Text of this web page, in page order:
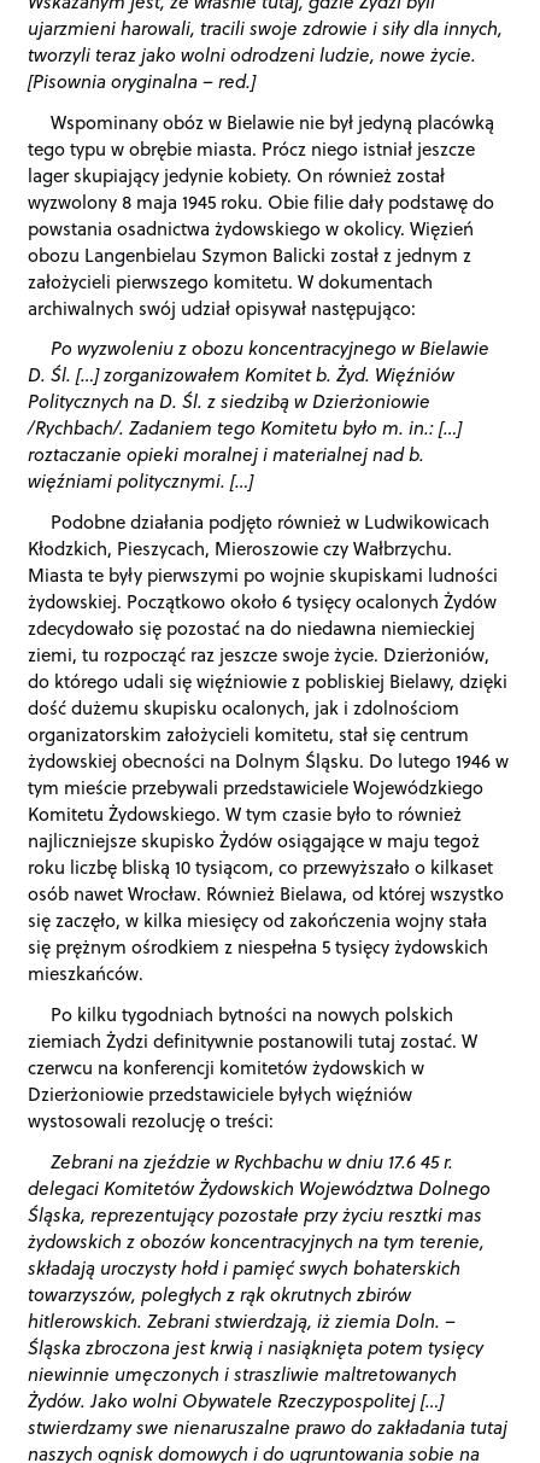
ujarzmieni harowali, tracili swoje zdrowie i siły dla innych,
tworzyli teraz jako wolni odrodzeni ludzie, nowe życie.
[Pisownia oryginalna – red.]
Wspominany obóz w Bielawie nie był jedyną placówką
tego typu w obrębie miasta. Prócz niego istniał jeszcze
lager skupiający jedynie kobiety. On również został
wyzwolony 8 maja 1945 roku. Obie filie dały podstawę do
powstania osadnictwa żydowskiego w okolicy. Więzień
obozu Langenbielau Szymon Balicki został z jednym z
założycieli pierwszego komitetu. W dokumentach
archiwalnych swój udział opisywał następująco:
Po wyzwoleniu z obozu koncentracyjnego w Bielawie
D. Śl. […] zorganizowałem Komitet b. Żyd. Więźniów
Politycznych na D. Śl. z siedzibą w Dzierżoniowie
/Rychbach/. Zadaniem tego Komitetu było m. in.: […]
roztaczanie opieki moralnej i materialnej nad b.
więźniami politycznymi. […]
Podobne działania podjęto również w Ludwikowicach
Kłodzkich, Pieszycach, Mieroszowie czy Wałbrzychu.
Miasta te były pierwszymi po wojnie skupiskami ludności
żydowskiej. Początkowo około 6 tysięcy ocalonych Żydów
zdecydowało się pozostać na do niedawna niemieckiej
ziemi, tu rozpocząć raz jeszcze swoje życie. Dzierżoniów,
do którego udali się więźniowie z pobliskiej Bielawy, dzięki
dość dużemu skupisku ocalonych, jak i zdolnościom
organizatorskim założycieli komitetu, stał się centrum
żydowskiej obecności na Dolnym Śląsku. Do lutego 1946 w
tym mieście przebywali przedstawiciele Wojewódzkiego
Komitetu Żydowskiego. W tym czasie było to również
najliczniejsze skupisko Żydów osiągające w maju tegoż
roku liczbę bliską 10 tysiącom, co przewyższało o kilkaset
osób nawet Wrocław. Również Bielawa, od której wszystko
się zaczęło, w kilka miesięcy od zakończenia wojny stała
się prężnym ośrodkiem z niespełna 5 tysięcy żydowskich
mieszkańców.
Po kilku tygodniach bytności na nowych polskich
ziemiach Żydzi definitywnie postanowili tutaj zostać. W
czerwcu na konferencji komitetów żydowskich w
Dzierżoniowie przedstawiciele byłych więźniów
wystosowali rezolucję o treści:
Zebrani na zjeździe w Rychbachu w dniu 17.6 45 r.
delegaci Komitetów Żydowskich Województwa Dolnego
Śląska, reprezentujący pozostałe przy życiu resztki mas
żydowskich z obozów koncentracyjnych na tym terenie,
składają uroczysty hołd i pamięć swych bohaterskich
towarzyszów, poległych z rąk okrutnych zbirów
hitlerowskich. Zebrani stwierdzają, iż ziemia Doln. –
Śląska zbroczona jest krwią i nasiąknięta potem tysięcy
niewinnie umęczonych i straszliwie maltretowanych
Żydów. Jako wolni Obywatele Rzeczypospolitej […]
stwierdzamy swe nienaruszalne prawo do zakładania tutaj
naszych ognisk domowych i do ugruntowania sobie na